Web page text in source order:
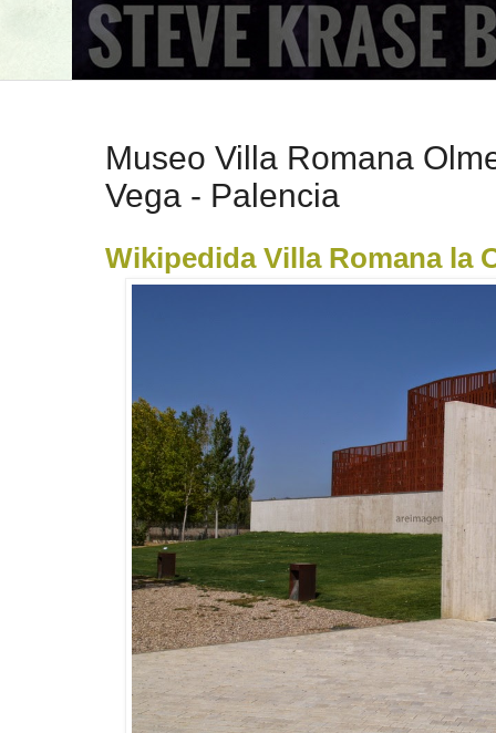
Museo Villa Romana
Vega - Palencia
Wikipedida Villa Romana la